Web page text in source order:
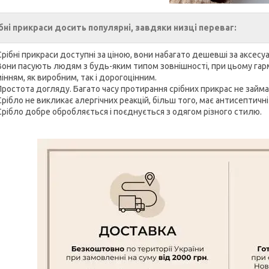
прикраси досить популярні, завдяки низці переваг:
прикраси доступні за ціною, вони набагато дешевші за
пасують людям з будь-яким типом зовнішності, при цьому
як виробним, так і дорогоцінним.
догляду. Багато часу протирання срібних прикрас не
не викликає алергічних реакцій, більш того, має
добре обробляється і поєднується з одягом різного стилю.